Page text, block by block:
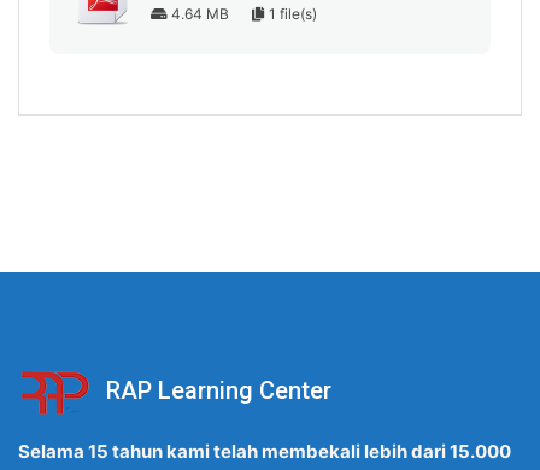
4.64 MB 1 file(s)
RAP Learning Center
Selama 15 tahun kami telah membekali lebih dari 15.000